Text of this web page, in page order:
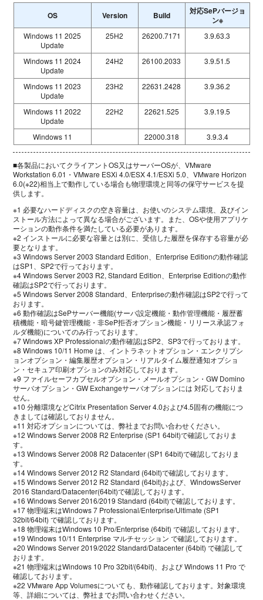
OS Version Build
対応SePバージョ
ン※
Windows 11 2025
Update
25H2 26200.7171 3.9.63.3
Windows 11 2024
Update
24H2 26100.2033 3.9.51.5
Windows 11 2023
Update
23H2 22631.2428 3.9.36.2
Windows 11 2022
Update
22H2 22621.525 3.9.19.5
Windows 11 22000.318 3.9.3.4
■各製品においてクライアントOS又はサーバーOSが、VMware
Workstation 6.01・VMware ESXi 4.0/ESX 4.1/ESXi 5.0、VMware Horizon
6.0(※22)相当上で動作している場合も物理環境と同等の保守サービスを提
供します。
※1 必要なハードディスクの空き容量は、お使いのシステム環境、及びイン
ストール方法によって異なる場合がございます。また、OSや使用アプリケ
ーションの動作条件を満たしている必要があります。
※2 インストールに必要な容量とは別に、受信した履歴を保存する容量が必
要となります。
※3 Windows Server 2003 Standard Edition、Enterprise Editionの動作確認
はSP1、SP2で行っております。
※4 Windows Server 2003 R2, Standard Edition、Enterprise Editionの動作
確認はSP2で行っております。
※5 Windows Server 2008 Standard、Enterpriseの動作確認はSP2で行って
おります。
※6 動作確認はSePサーバー機能(サーバ設定機能・動作管理機能・履歴蓄
積機能・暗号鍵管理機能・非SeP拒否オプション機能・リリース承認フォ
ルダ機能)についてのみ行っております。
※7 Windows XP Professionalの動作確認はSP2、SP3で行っております。
※8 Windows 10/11 Home は、イントラネットオプション・エンクリプシ
ョンオプション・編集履歴オプション・リアルタイム履歴通知オプショ
ン・セキュア印刷オプションのみ対応しております。
※9 ファイルセーフカプセルオプション・メールオプション・GW Domino
サーバオプション・GW Exchangeサーバオプションには 対応しておりま
せん。
※10 分離環境などCitrix Presentation Server 4.0および4.5固有の機能につ
きましては確認しておりません。
※11 対応オプションについては、弊社までお問い合わせください。
※12 Windows Server 2008 R2 Enterprise (SP1 64bit)で確認しておりま
す。
※13 Windows Server 2008 R2 Datacenter (SP1 64bit)で確認しておりま
す。
※14 Windows Server 2012 R2 Standard (64bit)で確認しております。
※15 Windows Server 2012 R2 Standard (64bit)および、WindowsServer
2016 Standard/Datacenter(64bit)で確認しております。
※16 Windows Server 2016/2019 Standard (64bit)で確認しております。
※17 物理端末はWindows 7 Professional/Enterprise/Ultimate (SP1
32bit/64bit) で確認しております。
※18 物理端末はWindows 10 Pro/Enterprise (64bit) で確認しております。
※19 Windows 10/11 Enterprise マルチセッション で確認しております。
※20 Windows Server 2019/2022 Standard/Datacenter (64bit) で確認して
おります。
※21 物理端末はWindows 10 Pro 32bit/(64bit)、および Windows 11 Pro で
確認しております。
※22 VMware App Volumesについても、動作確認しております。対象環境
等、詳細については、弊社までお問い合わせください。